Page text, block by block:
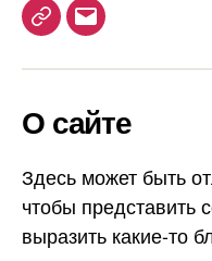
T
e
r
a
m
E
i
О сайте
Здесь может быть
чтобы представить
выразить какие-то